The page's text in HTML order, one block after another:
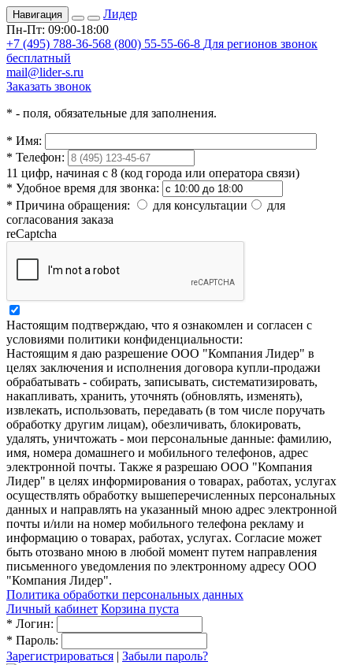
Навигация
Лидер
Пн-Пт: 09:00-18:00
+7 (495) 788-36-568 (800) 55-55-66-8 Для регионов звонок
бесплатный
mail@lider-s.ru
Заказать звонок
* - поля, обязательные для заполнения.
* Имя:
* Телефон:
11 цифр, начиная с 8 (код города или оператора связи)
* Удобное время для звонка:
* Причина обращения: для консультации
для
согласования заказа
reCaptcha
Настоящим подтверждаю, что я ознакомлен и согласен с
условиями политики конфиденциальности:
Настоящим я даю разрешение ООО "Компания Лидер" в
целях заключения и исполнения договора купли-продажи
обрабатывать - собирать, записывать, систематизировать,
накапливать, хранить, уточнять (обновлять, изменять),
извлекать, использовать, передавать (в том числе поручать
обработку другим лицам), обезличивать, блокировать,
удалять, уничтожать - мои персональные данные: фамилию,
имя, номера домашнего и мобильного телефонов, адрес
электронной почты. Также я разрешаю ООО "Компания
Лидер" в целях информирования о товарах, работах, услугах
осуществлять обработку вышеперечисленных персональных
данных и направлять на указанный мною адрес электронной
почты и/или на номер мобильного телефона рекламу и
информацию о товарах, работах, услугах. Согласие может
быть отозвано мною в любой момент путем направления
письменного уведомления по электронному адресу ООО
"Компания Лидер".
Политика обработки персональных данных
Личный кабинет Корзина пуста
* Логин:
* Пароль:
Зарегистрироваться | Забыли пароль?